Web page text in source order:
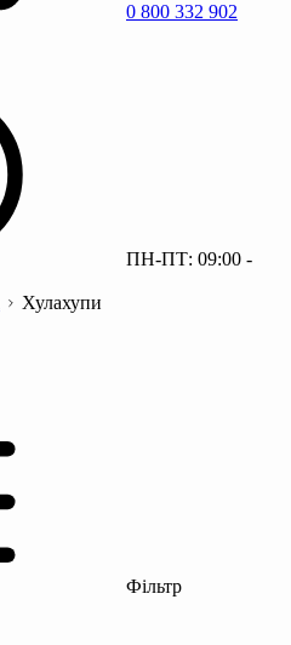
0 800 332 902
ПН-ПТ: 09:00 -
Хулахупи
Фільтр